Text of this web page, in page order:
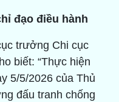
đạo điều hành
trưởng Chi cục
biết: “Thực hiện
5/5/2026 của Thủ
đấu tranh chống